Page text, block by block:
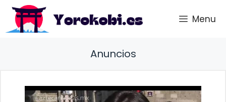
Saltar
contenido
Menu
Anuncios